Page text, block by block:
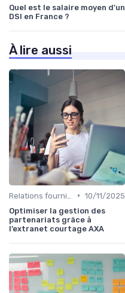
Quel est le salaire moyen d'un
DSI en France ?
À lire aussi
• 10/11/2025
Optimiser la gestion des
partenariats grâce à
l’extranet courtage AXA